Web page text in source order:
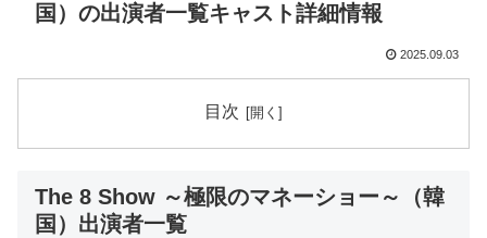
国）の出演者一覧キャスト詳細情報
2025.09.03
目次
The 8 Show ～極限のマネーショー～（韓
国）出演者一覧